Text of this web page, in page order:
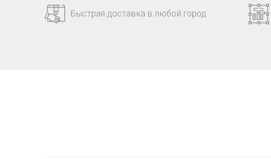
Быстрая доставка в любой город